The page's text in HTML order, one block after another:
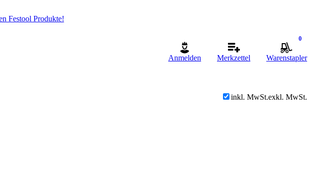
Festool Produkte!
Anmelden Merkzettel
0
Warenstapler
inkl. MwSt.exkl. MwSt.